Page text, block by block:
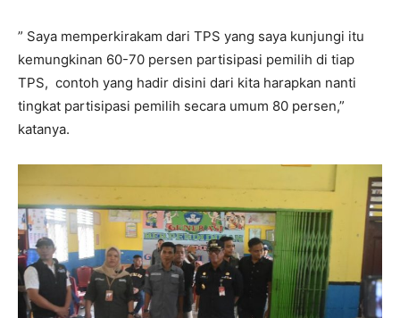
” Saya memperkirakam dari TPS yang saya kunjungi itu
kemungkinan 60-70 persen partisipasi pemilih di tiap
TPS, contoh yang hadir disini dari kita harapkan nanti
tingkat partisipasi pemilih secara umum 80 persen,”
katanya.